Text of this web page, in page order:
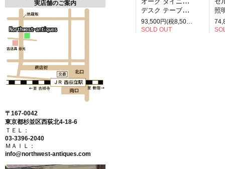
デスク テーブル 2人掛け
93,500円(税8,500円)
SOLD OUT
照明
実店舗のご案内
〒167-0042
東京都杉並区西荻北4-18-6
ＴＥＬ：
03-3396-2040
ＭＡＩＬ：
info@northwest-antiques.com